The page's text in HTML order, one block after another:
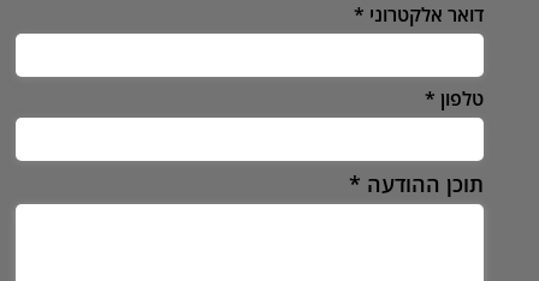
דואר אלקטרוני
טלפון
תוכן ההודעה